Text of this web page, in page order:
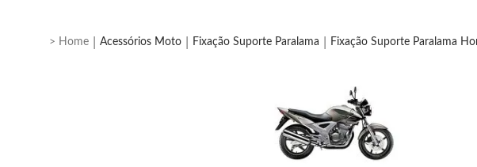
Acessórios Moto Fixação Suporte Paralama Fixação Suporte Paralama